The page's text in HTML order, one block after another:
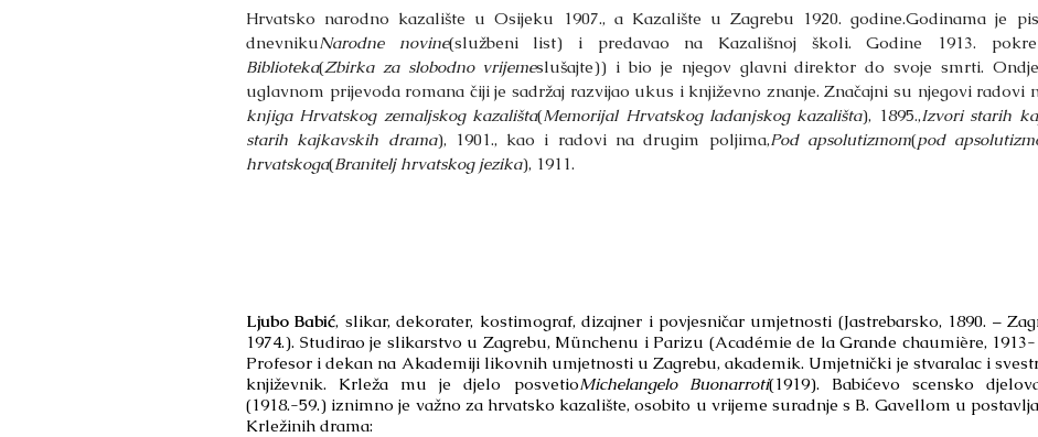
Hrvatsko narodno kazalište u Osijeku 1907., a Kazalište u Zagrebu 1920. godine.Godinama je
dnevnikuNarodne novine(službeni list) i predavao na Kazališnoj školi. Godine 1913.
Biblioteka(Zbirka za slobodno vrijemeslušajte)) i bio je njegov glavni direktor do svoje smrti.
uglavnom prijevoda romana čiji je sadržaj razvijao ukus i književno znanje. Značajni su njegovi radovi
knjiga Hrvatskog zemaljskog kazališta(Memorijal Hrvatskog ladanjskog kazališta), 1895.,Izvori starih
starih kajkavskih drama), 1901., kao i radovi na drugim poljima,Pod apsolutizmom(pod
hrvatskoga(Branitelj hrvatskog jezika), 1911.
Ljubo Babić, slikar, dekorater, kostimograf, dizajner i povjesničar umjetnosti (Jastrebarsko, 1890. –
1974.). Studirao je slikarstvo u Zagrebu, Münchenu i Parizu (Académie de la Grande chaumière, 1913-
Profesor i dekan na Akademiji likovnih umjetnosti u Zagrebu, akademik. Umjetnički je stvaralac i
književnik. Krleža mu je djelo posvetioMichelangelo Buonarroti(1919). Babićevo scensko
(1918.-59.) iznimno je važno za hrvatsko kazalište, osobito u vrijeme suradnje s B. Gavellom u
Krležinih drama: